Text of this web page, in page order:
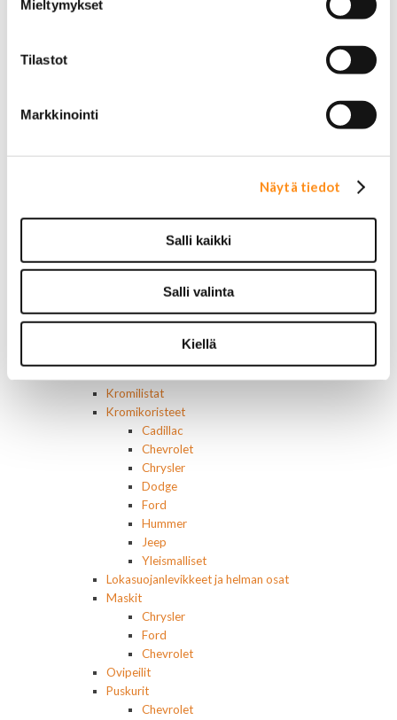
Mieltymykset
Tilastot
Markkinointi
Näytä tiedot
Salli kaikki
Salli valinta
Kiellä
Pontiac merkit
Muut merkit
Ulkopuolen varusteet ja ehostus
Astinlaudat ja -putket
Kromilistat
Kromikoristeet
Cadillac
Chevrolet
Chrysler
Dodge
Ford
Hummer
Jeep
Yleismalliset
Lokasuojanlevikkeet ja helman osat
Maskit
Chrysler
Ford
Chevrolet
Ovipeilit
Puskurit
Chevrolet